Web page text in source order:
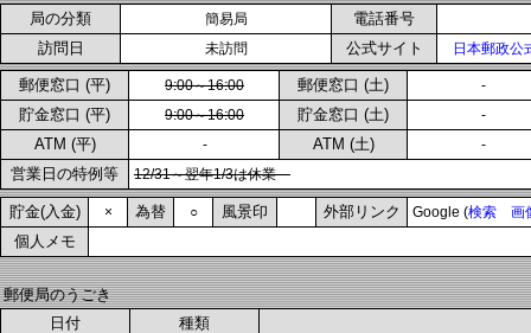
局の分類
簡易局
電話番号
訪問日
未訪問 公式サイト 日本郵政公
郵便窓口 (平) 9:00～16:00 郵便窓口 (土) -
貯金窓口 (平) 9:00～16:00 貯金窓口 (土) -
ATM (平) - ATM (土) -
営業日の特例等 12/31～翌年1/3は休業
貯金(入金) × 為替 ○ 風景印 外部リンク Google (検索 画
個人メモ
郵便局のうごき
日付
種類